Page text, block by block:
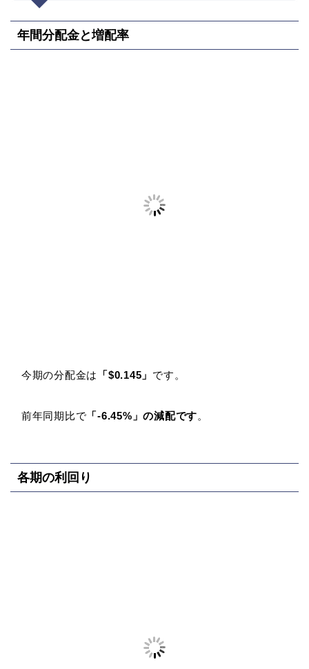
年間分配金と増配率
今期の分配金は 「$0.145」 です。
前年同期比で 「-6.45%」の減配です。
各期の利回り